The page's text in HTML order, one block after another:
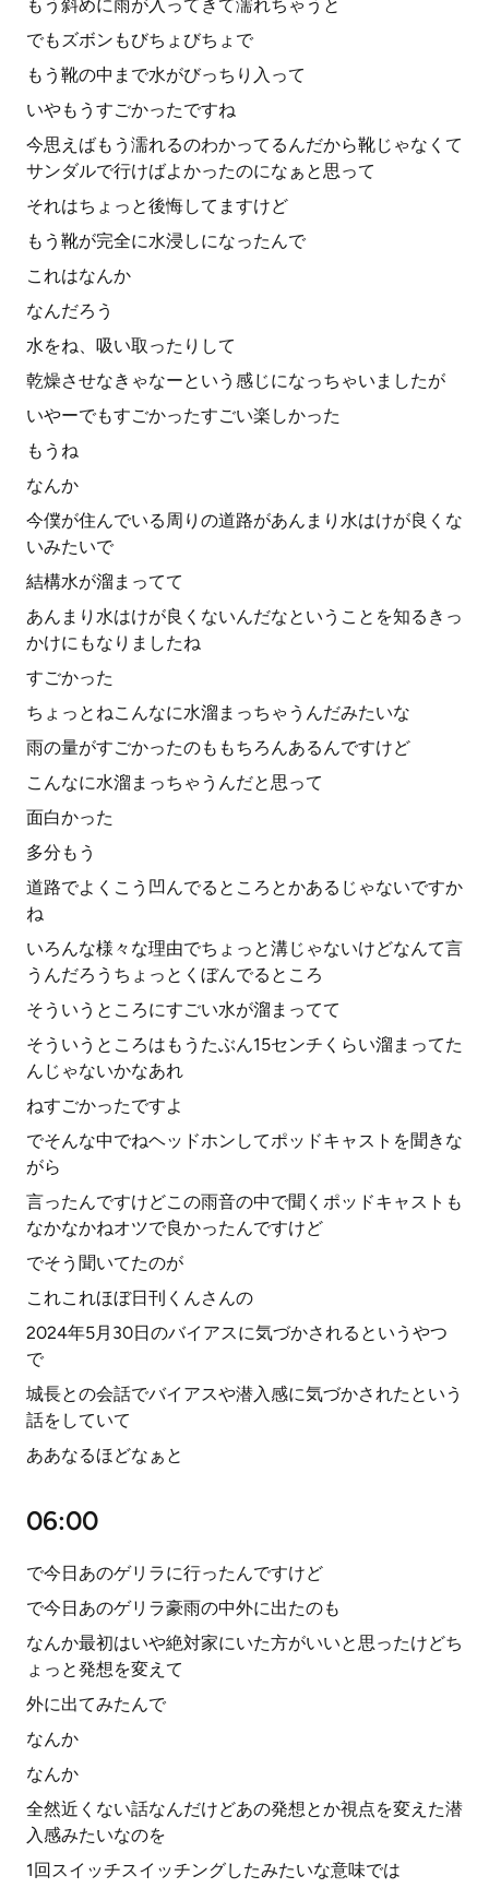
もう斜めに雨が入ってきて濡れちゃうと
でもズボンもびちょびちょで
もう靴の中まで水がびっちり入って
いやもうすごかったですね
今思えばもう濡れるのわかってるんだから靴じゃなくて
サンダルで行けばよかったのになぁと思って
それはちょっと後悔してますけど
もう靴が完全に水浸しになったんで
これはなんか
なんだろう
水をね、吸い取ったりして
乾燥させなきゃなーという感じになっちゃいましたが
いやーでもすごかったすごい楽しかった
もうね
なんか
今僕が住んでいる周りの道路があんまり水はけが良くな
いみたいで
結構水が溜まってて
あんまり水はけが良くないんだなということを知るきっ
かけにもなりましたね
すごかった
ちょっとねこんなに水溜まっちゃうんだみたいな
雨の量がすごかったのももちろんあるんですけど
こんなに水溜まっちゃうんだと思って
面白かった
多分もう
道路でよくこう凹んでるところとかあるじゃないですか
ね
いろんな様々な理由でちょっと溝じゃないけどなんて言
うんだろうちょっとくぼんでるところ
そういうところにすごい水が溜まってて
そういうところはもうたぶん15センチくらい溜まってた
んじゃないかなあれ
ねすごかったですよ
でそんな中でねヘッドホンしてポッドキャストを聞きな
がら
言ったんですけどこの雨音の中で聞くポッドキャストも
なかなかねオツで良かったんですけど
でそう聞いてたのが
これこれほぼ日刊くんさんの
2024年5月30日のバイアスに気づかされるというやつ
で
城長との会話でバイアスや潜入感に気づかされたという
話をしていて
ああなるほどなぁと
06:00
で今日あのゲリラに行ったんですけど
で今日あのゲリラ豪雨の中外に出たのも
なんか最初はいや絶対家にいた方がいいと思ったけどち
ょっと発想を変えて
外に出てみたんで
なんか
なんか
全然近くない話なんだけどあの発想とか視点を変えた潜
入感みたいなのを
1回スイッチスイッチングしたみたいな意味では